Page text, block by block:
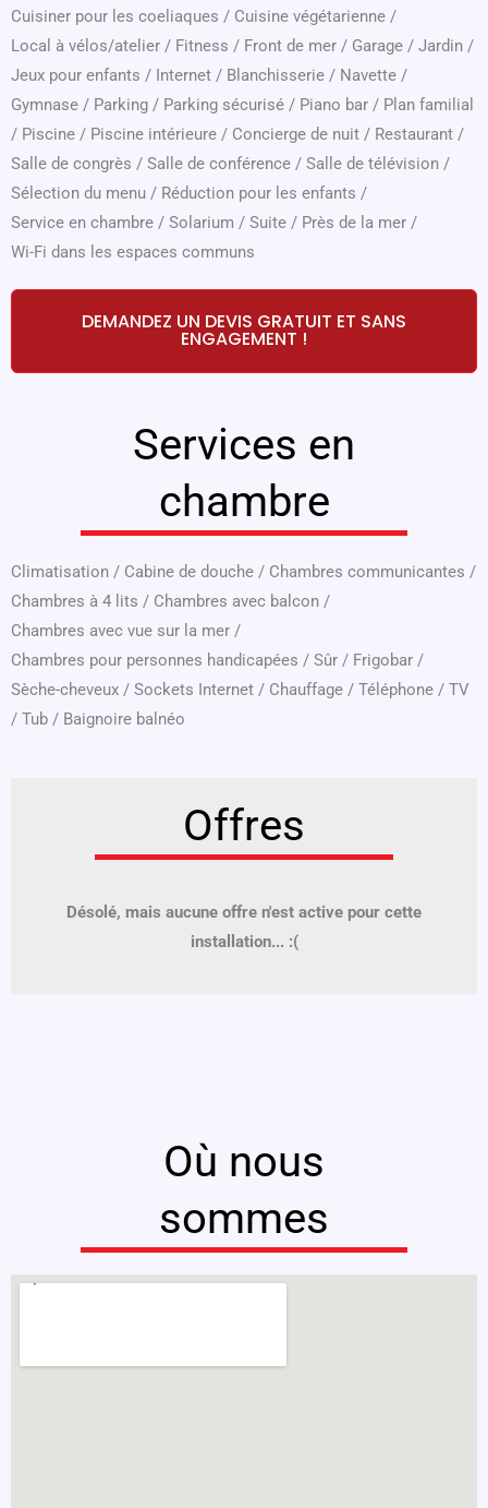
Cuisiner pour les coeliaques / Cuisine végétarienne /
Local à vélos/atelier / Fitness / Front de mer / Garage / Jardin /
Jeux pour enfants / Internet / Blanchisserie / Navette /
Gymnase / Parking / Parking sécurisé / Piano bar / Plan familial
/ Piscine / Piscine intérieure / Concierge de nuit / Restaurant /
Salle de congrès / Salle de conférence / Salle de télévision /
Sélection du menu / Réduction pour les enfants /
Service en chambre / Solarium / Suite / Près de la mer /
Wi-Fi dans les espaces communs
DEMANDEZ UN DEVIS GRATUIT ET SANS
ENGAGEMENT !
Services en
chambre
Climatisation / Cabine de douche / Chambres communicantes /
Chambres à 4 lits / Chambres avec balcon /
Chambres avec vue sur la mer /
Chambres pour personnes handicapées / Sûr / Frigobar /
Sèche-cheveux / Sockets Internet / Chauffage / Téléphone / TV
/ Tub / Baignoire balnéo
Offres
Désolé, mais aucune offre n'est active pour cette
installation... :(
Où nous
sommes